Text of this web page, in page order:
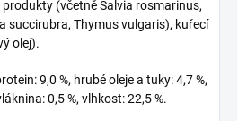
(včetně Salvia rosmarinus,
succirubra, Thymus vulgaris), kuřecí
olej).
9,0 %, hrubé oleje a tuky: 4,7 %,
0,5 %, vlhkost: 22,5 %.